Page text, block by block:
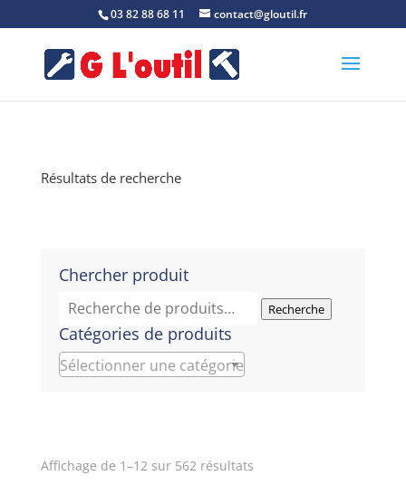
03 82 88 68 11 contact@gloutil.fr
Résultats de recherche
Chercher produit
Recherche
Recherche
Catégories de produits
Sélectionner une catégorie
Affichage de 1–12 sur 562 résultats